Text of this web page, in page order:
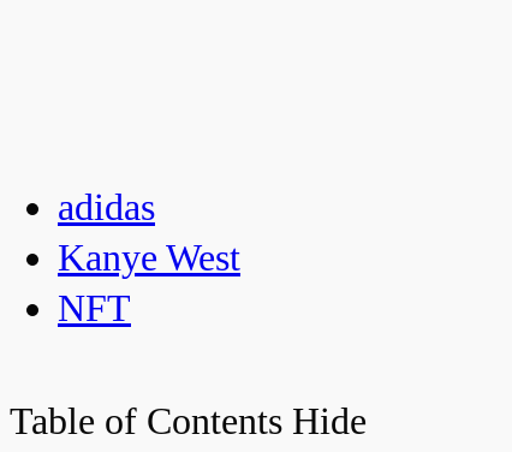
adidas
Kanye West
NFT
Table of Contents Hide